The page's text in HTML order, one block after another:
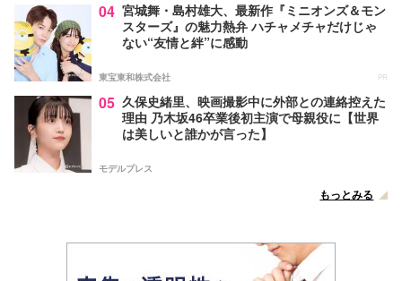
04 宮城舞・島村雄大、最新作『ミニオンズ＆モン
スターズ』の魅力熱弁 ハチャメチャだけじゃ
ない“友情と絆”に感動
東宝東和株式会社 PR
05 久保史緒里、映画撮影中に外部との連絡控えた
理由 乃木坂46卒業後初主演で母親役に【世界
は美しいと誰かが言った】
モデルプレス
もっとみる